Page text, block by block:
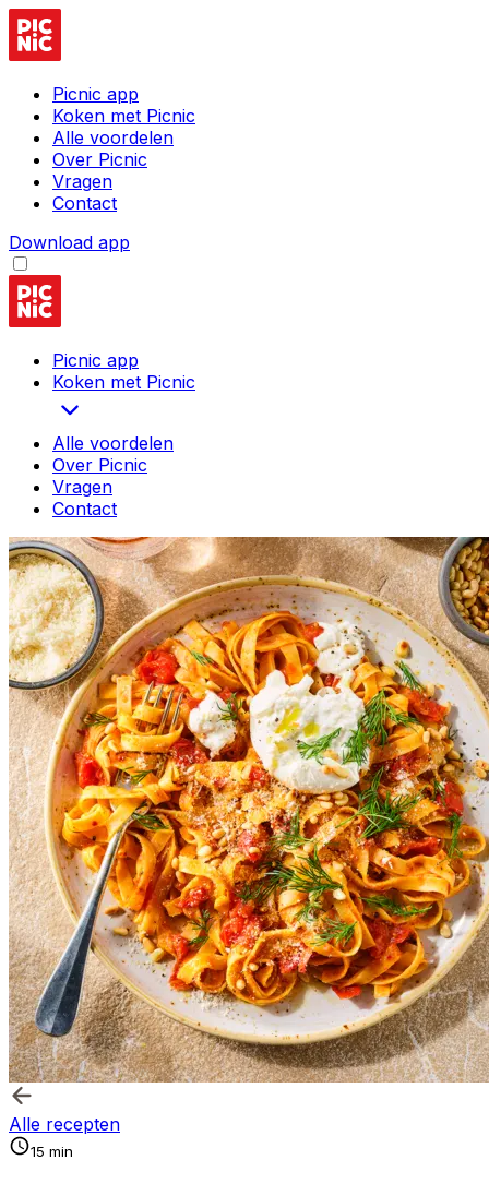
Picnic app
Koken met Picnic
Alle voordelen
Over Picnic
Vragen
Contact
Download app
Picnic app
Koken met Picnic
Alle voordelen
Over Picnic
Vragen
Contact
Alle recepten
15 min